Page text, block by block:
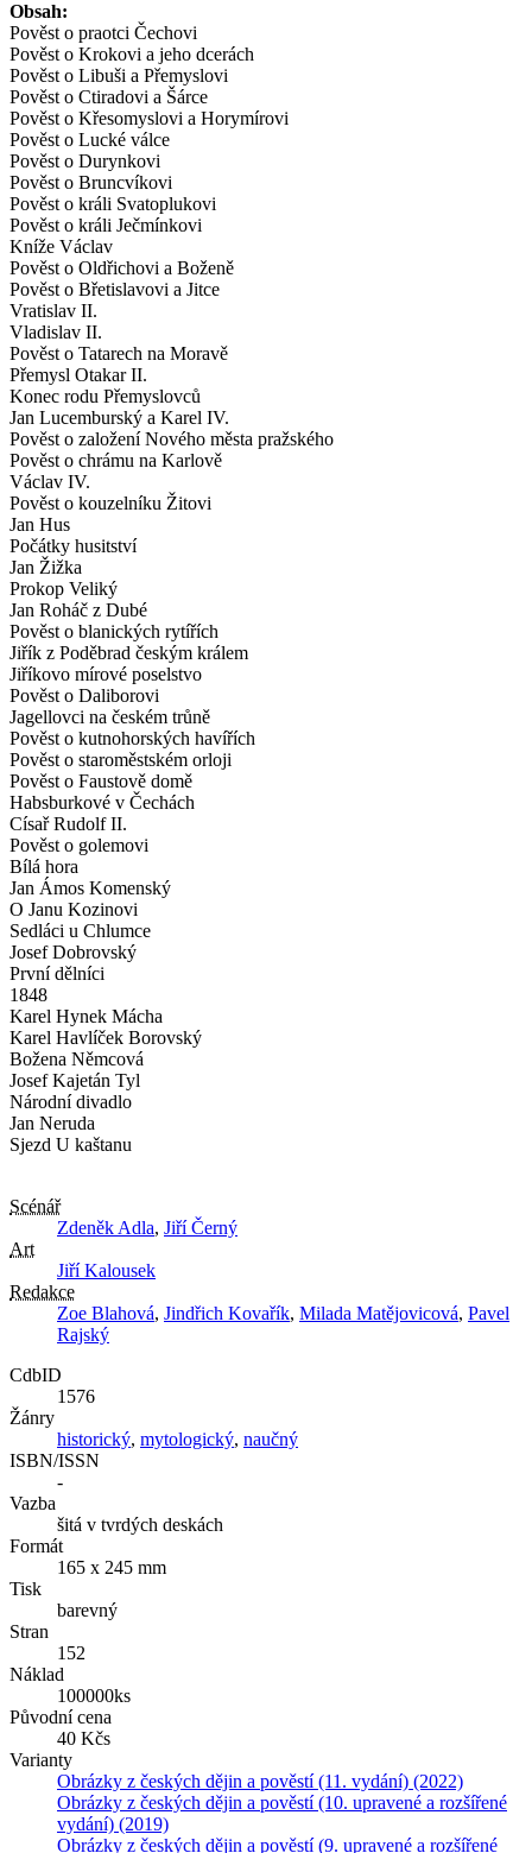
Obsah:
Pověst o praotci Čechovi
Pověst o Krokovi a jeho dcerách
Pověst o Libuši a Přemyslovi
Pověst o Ctiradovi a Šárce
Pověst o Křesomyslovi a Horymírovi
Pověst o Lucké válce
Pověst o Durynkovi
Pověst o Bruncvíkovi
Pověst o králi Svatoplukovi
Pověst o králi Ječmínkovi
Kníže Václav
Pověst o Oldřichovi a Boženě
Pověst o Břetislavovi a Jitce
Vratislav II.
Vladislav II.
Pověst o Tatarech na Moravě
Přemysl Otakar II.
Konec rodu Přemyslovců
Jan Lucemburský a Karel IV.
Pověst o založení Nového města pražského
Pověst o chrámu na Karlově
Václav IV.
Pověst o kouzelníku Žitovi
Jan Hus
Počátky husitství
Jan Žižka
Prokop Veliký
Jan Roháč z Dubé
Pověst o blanických rytířích
Jiřík z Poděbrad českým králem
Jiříkovo mírové poselstvo
Pověst o Daliborovi
Jagellovci na českém trůně
Pověst o kutnohorských havířích
Pověst o staroměstském orloji
Pověst o Faustově domě
Habsburkové v Čechách
Císař Rudolf II.
Pověst o golemovi
Bílá hora
Jan Ámos Komenský
O Janu Kozinovi
Sedláci u Chlumce
Josef Dobrovský
První dělníci
1848
Karel Hynek Mácha
Karel Havlíček Borovský
Božena Němcová
Josef Kajetán Tyl
Národní divadlo
Jan Neruda
Sjezd U kaštanu
Scénář
Zdeněk Adla, Jiří Černý
Art
Jiří Kalousek
Redakce
Zoe Blahová, Jindřich Kovařík, Milada Matějovicová, Pavel
Rajský
CdbID
1576
Žánry
historický, mytologický, naučný
ISBN/ISSN
-
Vazba
šitá v tvrdých deskách
Formát
165 x 245 mm
Tisk
barevný
Stran
152
Náklad
100000ks
Původní cena
40 Kčs
Varianty
Obrázky z českých dějin a pověstí (11. vydání) (2022)
Obrázky z českých dějin a pověstí (10. upravené a rozšířené
vydání) (2019)
Obrázky z českých dějin a pověstí (9. upravené a rozšířené